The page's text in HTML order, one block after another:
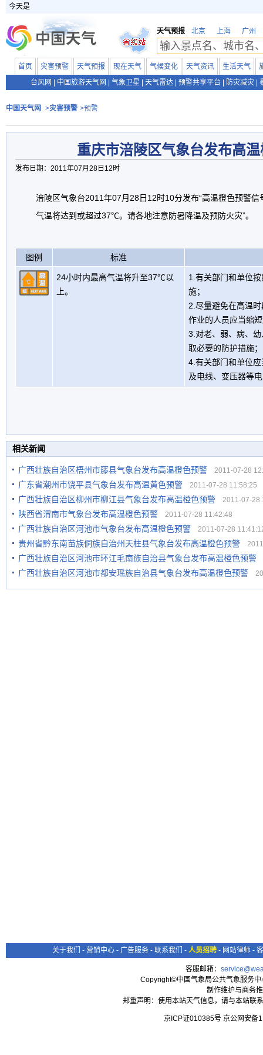
今天是
天气预报 北京 上海 广州
首页 灾害预警 天气预报 现在天气 气候变化 天气资讯 生活天气
台风网
中国旅游天气网 气象卫星 天气雷达 预警共享平台 防灾减灾
中国天气网 >灾害预警 >预警
重庆市涪陵区气象台发布高
发布日期：2011年07月28日12时
涪陵区气象台2011年07月28日12时10分发布“高温橙色预警信
气温将达到或超过37℃。请各地注意防暑降温及预防火灾”。
图例 标准
24小时内最高气温将升至37℃以
上。
1.有关部门和单位
施；
2.尽量避免在高温
作业的人员应当缩
3.对老、弱、病、
取必要的防护措施；
4.有关部门和单位
及电线、变压器等
相关新闻
广西壮族自治区梧州市藤县气象台发布高温橙色预警 2011-07-28
广东省潮州市饶平县气象台发布高温黄色预警 2011-07-28 11:58:25
广西壮族自治区柳州市柳江县气象台发布高温橙色预警 2011-07-28
陕西省渭南市气象台发布高温橙色预警 2011-07-28 11:42:48
广西壮族自治区河池市气象台发布高温橙色预警 2011-07-28
贵州省黔东南苗族侗族自治州天柱县气象台发布高温橙色预警
广西壮族自治区河池市环江毛南族自治县气象台发布高温橙色预警
广西壮族自治区河池市都安瑶族自治县气象台发布高温橙色预警
关于我们 - 营销中心 - 广告服务 - 联系我们 - 人员招聘 - 网站律师 -
客服邮箱：
Copyright©中国气象局公共气象服务
制作维护与商务
郑重声明：使用本站天气信息，请与本站联
京ICP证010385号 京公网安备